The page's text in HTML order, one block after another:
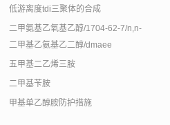
低游离度tdi三聚体的合成
二甲氨基乙氧基乙醇/1704-62-7/n,n-
二甲基乙氨基乙二醇/dmaee
五甲基二乙烯三胺
二甲基苄胺
甲基单乙醇胺防护措施